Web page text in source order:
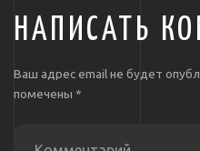
НАПИСАТЬ
Ваш адрес email не будет
помечены *